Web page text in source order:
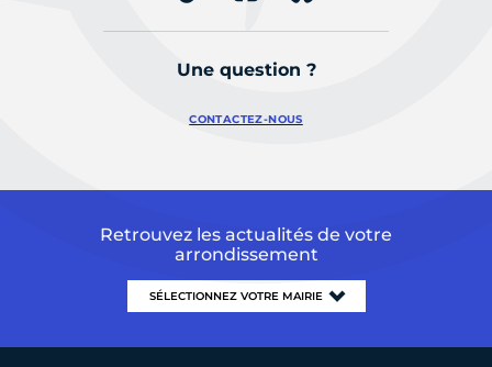
Une question ?
CONTACTEZ-NOUS
Retrouvez les actualités de votre
arrondissement